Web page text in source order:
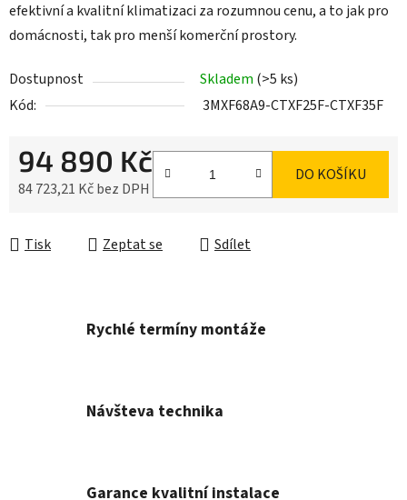
efektivní a kvalitní klimatizaci za rozumnou cenu, a to jak pro
domácnosti, tak pro menší komerční prostory.
Dostupnost Skladem (>5 ks)
Kód:
3MXF68A9-CTXF25F-CTXF35F
94 890 Kč
84 723,21 Kč bez DPH
DO KOŠÍKU
Tisk Zeptat se Sdílet
Rychlé termíny montáže
Návšteva technika
Garance kvalitní instalace